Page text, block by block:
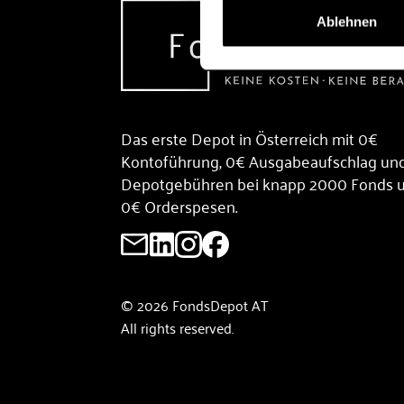
Ablehnen
Das erste Depot in Österreich mit 0€
Kontoführung, 0€ Ausgabeaufschlag
Depotgebühren bei knapp 2000 Fonds
0€ Orderspesen.
© 2026 FondsDepot AT
All rights reserved.